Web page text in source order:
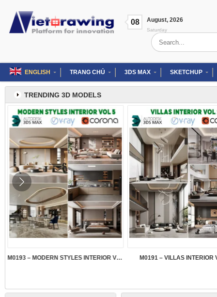
content
08 August, 2026
Saturday
Search
for:
ENGLISH TRANG CHỦ 3DS MAX SKETCHUP
TRENDING 3D MODELS
M0193 – MODERN STYLES INTERIOR VOL.5 M0191 – VILLAS INTERIOR